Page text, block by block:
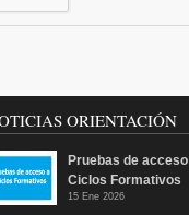
ORIENTACIÓN
Pruebas de
Ciclos Formativos
15 Ene 2026